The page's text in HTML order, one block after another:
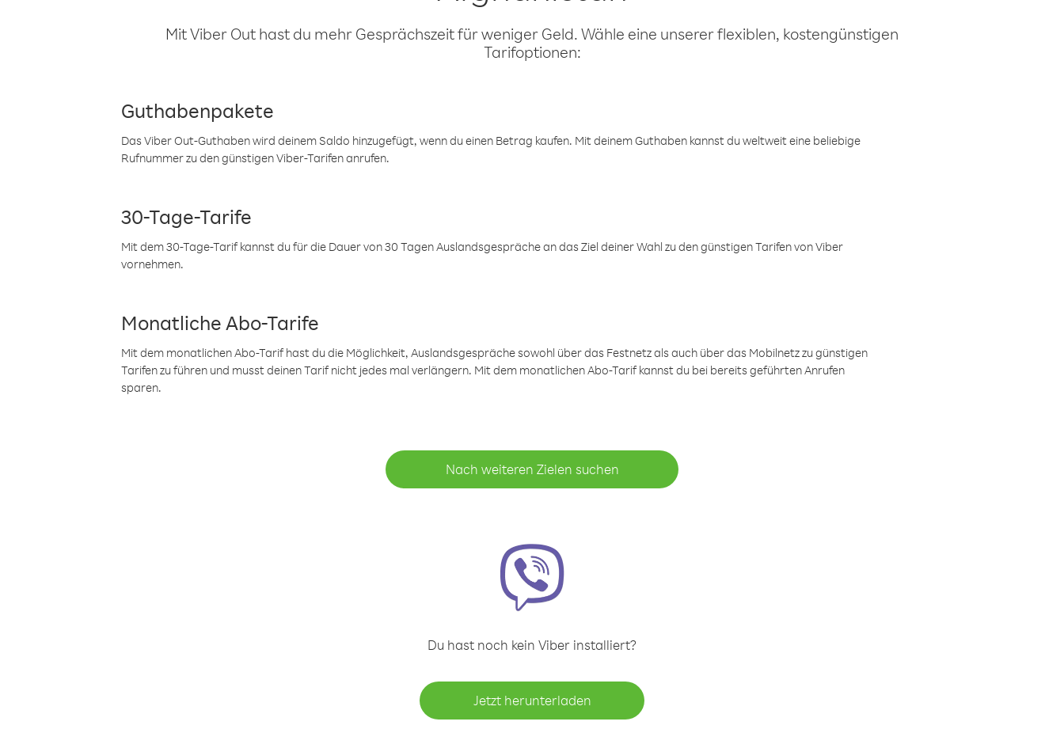
Mit Viber Out hast du mehr Gesprächszeit für weniger Geld. Wähle eine unserer flexiblen, kostengünstigen
Tarifoptionen:
Guthabenpakete
Das Viber Out-Guthaben wird deinem Saldo hinzugefügt, wenn du einen Betrag kaufen. Mit deinem Guthaben kannst du weltweit eine beliebige
Rufnummer zu den günstigen Viber-Tarifen anrufen.
30-Tage-Tarife
Mit dem 30-Tage-Tarif kannst du für die Dauer von 30 Tagen Auslandsgespräche an das Ziel deiner Wahl zu den günstigen Tarifen von Viber
vornehmen.
Monatliche Abo-Tarife
Mit dem monatlichen Abo-Tarif hast du die Möglichkeit, Auslandsgespräche sowohl über das Festnetz als auch über das Mobilnetz zu günstigen
Tarifen zu führen und musst deinen Tarif nicht jedes mal verlängern. Mit dem monatlichen Abo-Tarif kannst du bei bereits geführten Anrufen
sparen.
Nach weiteren Zielen suchen
Du hast noch kein Viber installiert?
Jetzt herunterladen